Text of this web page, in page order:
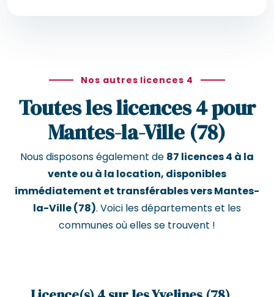
Nos autres licences 4
Toutes les licences 4 pour
Mantes-la-Ville (78)
Nous disposons également de 87 licences 4 à la
vente ou à la location, disponibles
immédiatement et transférables vers Mantes-
la-Ville (78). Voici les départements et les
communes où elles se trouvent !